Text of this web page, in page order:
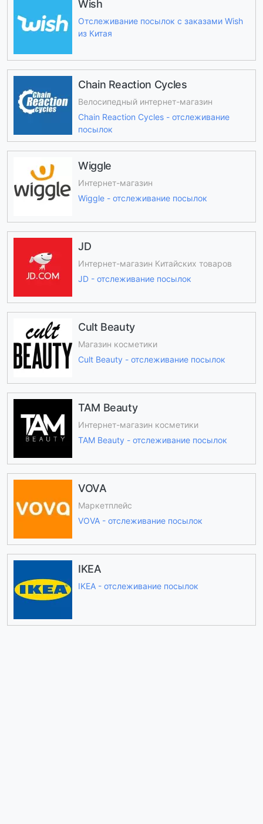
Wish
Отслеживание посылок с заказами Wish
из Китая
Chain Reaction Cycles
Велосипедный интернет-магазин
Chain Reaction Cycles - отслеживание
посылок
Wiggle
Интернет-магазин
Wiggle - отслеживание посылок
JD
Интернет-магазин Китайских товаров
JD - отслеживание посылок
Cult Beauty
Магазин косметики
Cult Beauty - отслеживание посылок
TAM Beauty
Интернет-магазин косметики
TAM Beauty - отслеживание посылок
VOVA
Маркетплейс
VOVA - отслеживание посылок
IKEA
IKEA - отслеживание посылок